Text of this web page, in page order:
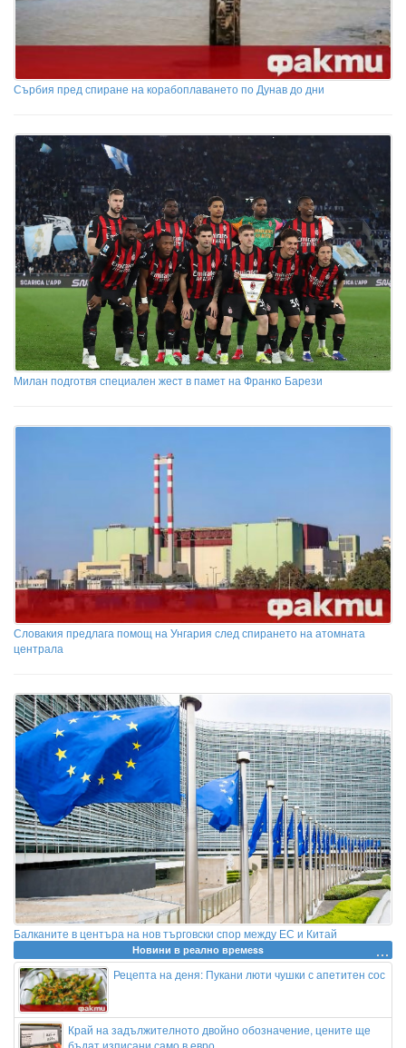
Сърбия пред спиране на корабоплаването по Дунав до дни
Милан подготвя специален жест в памет на Франко Барези
Словакия предлага помощ на Унгария след спирането на атомната
централа
Балканите в центъра на нов търговски спор между ЕС и Китай
Новини в реално времеss
Рецепта на деня: Пукани люти чушки с апетитен сос
Край на задължителното двойно обозначение, цените ще
бъдат изписани само в евро